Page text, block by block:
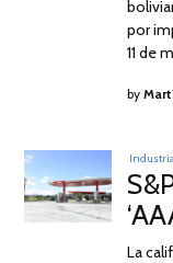
por
11 de
by
La